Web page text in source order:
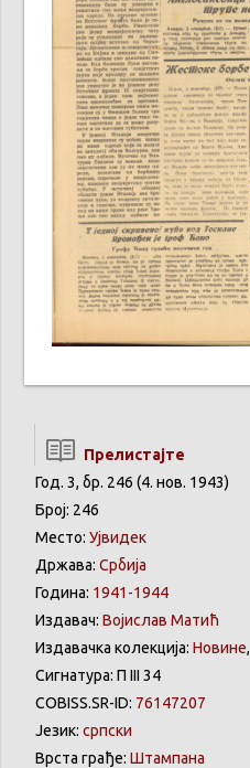
Прелистајте
Год. 3, бр. 246 (4. нов. 1943)
Број: 246
Место: Ујвидек
Држава: Србија
Година: 1941-1944
Издавач: Војислав Матић
Издавачка колекција: Новине,
Сигнатура: П III 34
COBISS.SR-ID: 76147207
Језик: српски
Врста грађе: Штампана